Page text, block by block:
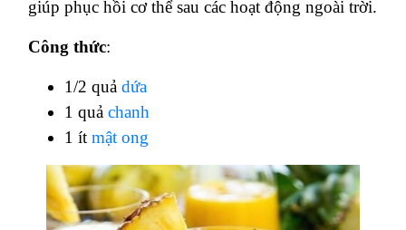
giúp phục hồi cơ thể sau các hoạt động ngoài trời.
Công thức:
1/2 quả dứa
1 quả chanh
1 ít mật ong